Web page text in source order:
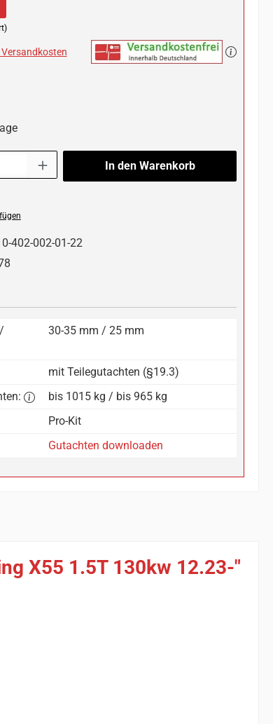
In den Warenkorb
402-002-01-22
30-35 mm / 25 mm
mit Teilegutachten (§19.3)
bis 1015 kg / bis 965 kg
Pro-Kit
Gutachten downloaden
X55 1.5T 130kw 12.23-"